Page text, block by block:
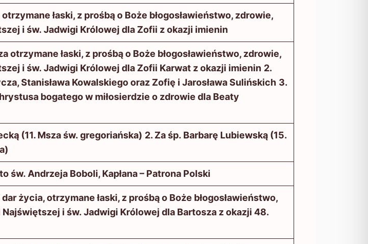
łaski, z prośbą o Boże błogosławieństwo, zdrowie,
i św. Jadwigi Królowej dla Zofii z okazji imienin
otrzymane łaski, z prośbą o Boże błogosławieństwo, zdrowie,
i św. Jadwigi Królowej dla Zofii Karwat z okazji imienin 2.
Stanisława Kowalskiego oraz Zofię i Jarosława Sulińskich 3.
bogatego w miłosierdzie o zdrowie dla Beaty
(11. Msza św. gregoriańska) 2. Za śp. Barbarę Lubiewską (15.
św. Andrzeja Boboli, Kapłana – Patrona Polski
życia, otrzymane łaski, z prośbą o Boże błogosławieństwo,
i św. Jadwigi Królowej dla Bartosza z okazji 48.